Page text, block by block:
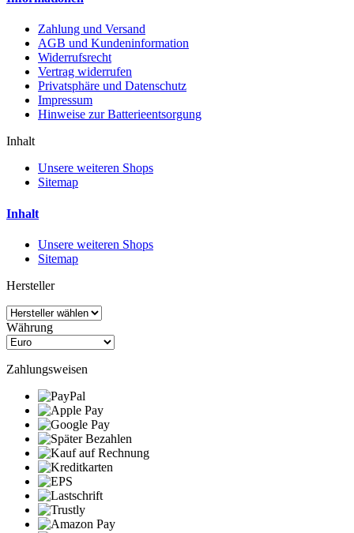
Zahlung und Versand
AGB und Kundeninformation
Widerrufsrecht
Vertrag widerrufen
Privatsphäre und Datenschutz
Impressum
Hinweise zur Batterieentsorgung
Inhalt
Unsere weiteren Shops
Sitemap
Inhalt
Unsere weiteren Shops
Sitemap
Hersteller
Währung
Zahlungsweisen